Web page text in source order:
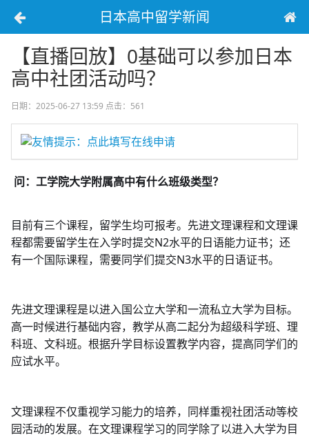
日本高中留学新闻
【直播回放】0基础可以参加日本
高中社团活动吗？
日期：2025-06-27 13:59 点击：561
友情提示：点此填写在线申请
问：工学院大学附属高中有什么班级类型？
目前有三个课程，留学生均可报考。先进文理课程和文理课
程都需要留学生在入学时提交N2水平的日语能力证书；还
有一个国际课程，需要同学们提交N3水平的日语证书。
先进文理课程是以进入国公立大学和一流私立大学为目标。
高一时候进行基础内容，教学从高二起分为超级科学班、理
科班、文科班。根据升学目标设置教学内容，提高同学们的
应试水平。
文理课程不仅重视学习能力的培养，同样重视社团活动等校
园活动的发展。在文理课程学习的同学除了以进入大学为目